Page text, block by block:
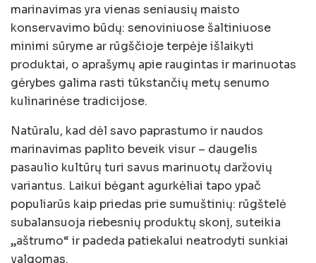
marinavimas yra vienas seniausių maisto
konservavimo būdų: senoviniuose šaltiniuose
minimi sūryme ar rūgščioje terpėje išlaikyti
produktai, o aprašymų apie raugintas ir marinuotas
gėrybes galima rasti tūkstančių metų senumo
kulinarinėse tradicijose.
Natūralu, kad dėl savo paprastumo ir naudos
marinavimas paplito beveik visur – daugelis
pasaulio kultūrų turi savus marinuotų daržovių
variantus. Laikui bėgant agurkėliai tapo ypač
populiarūs kaip priedas prie sumuštinių: rūgštelė
subalansuoja riebesnių produktų skonį, suteikia
„aštrumo“ ir padeda patiekalui neatrodyti sunkiai
valgomas.